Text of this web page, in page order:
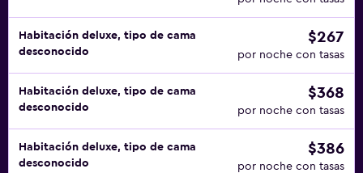
Habitación deluxe, tipo de cama
desconocido
$267
por noche con tasas
Habitación deluxe, tipo de cama
desconocido
$368
por noche con tasas
Habitación deluxe, tipo de cama
desconocido
$386
por noche con tasas